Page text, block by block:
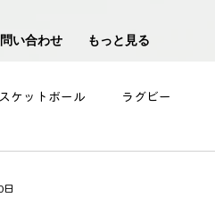
い合わせ もっと見る
ケットボール ラグビー
日